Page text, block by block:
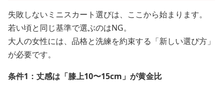
失敗しないミニスカート選びは、ここから始まります。
若い頃と同じ基準で選ぶのはNG。
大人の女性には、品格と洗練を約束する「新しい選び方」
が必要です。
条件1：丈感は「膝上10〜15cm」が黄金比